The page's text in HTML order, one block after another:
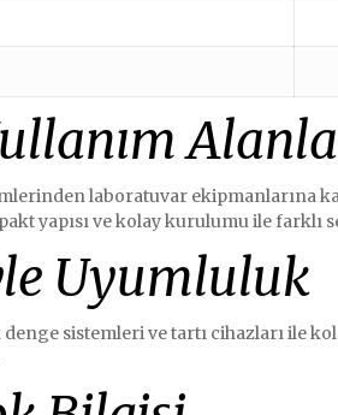
laboratuvar ekipmanlarına
yapısı ve kolay kurulumu ile
Uyumluluk
sistemleri ve tartı cihazları ile